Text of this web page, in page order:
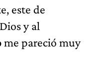
este de
y al
me pareció muy